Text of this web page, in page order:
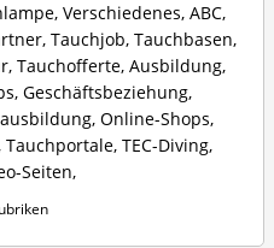
, Verschiedenes, ABC,
, Tauchjob, Tauchbasen,
, Tauchofferte, Ausbildung,
, Geschäftsbeziehung,
, Online-Shops,
Tauchportale, TEC-Diving,
Seiten,